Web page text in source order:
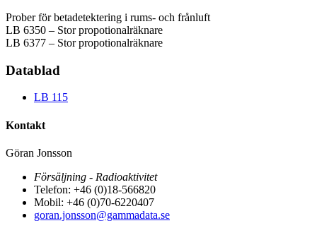
Prober för betadetektering i rums- och frånluft
LB 6350 – Stor propotionalräknare
LB 6377 – Stor propotionalräknare
Datablad
LB 115
Kontakt
Göran Jonsson
Försäljning - Radioaktivitet
Telefon: +46 (0)18-566820
Mobil: +46 (0)70-6220407
goran.jonsson@gammadata.se